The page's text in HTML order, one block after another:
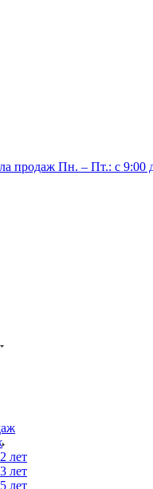
продаж Пн. – Пт.: с 9:00
лет
лет
лет